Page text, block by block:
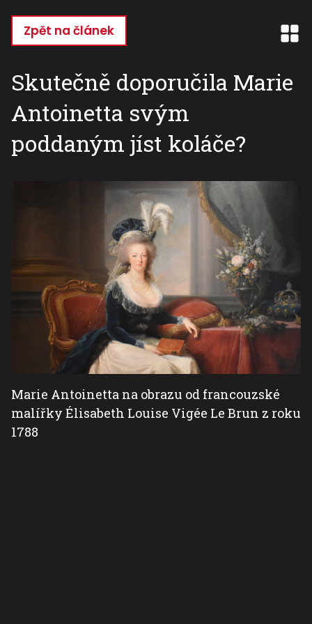
hlavnímu
Zpět na článek
Skutečně doporučila Marie
Antoinetta svým
poddaným jíst koláče?
Marie Antoinetta na obrazu od francouzské
malířky Élisabeth Louise Vigée Le Brun z roku
1788